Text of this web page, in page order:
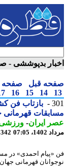
بدپوششی -
قبل صفحه بعد
14
15
16
17
بازتاب فن کشتی
قهرمانی
ایران- ورزشی-
07:05
احمدی» در
قهرمانی جهان